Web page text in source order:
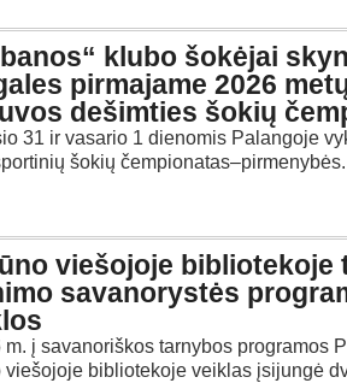
klubo šokėjai
pirmajame 2026
dešimties šokių
31 ir vasario 1 dienomis Palangoje
šokių
viešojoje bibliotekoje
savanorystės
m. į savanoriškos tarnybos programos
viešojoje bibliotekoje veiklas įsijungė